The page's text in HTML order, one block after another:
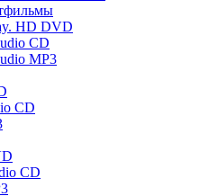
HD DVD
CD
MP3
CD
CD